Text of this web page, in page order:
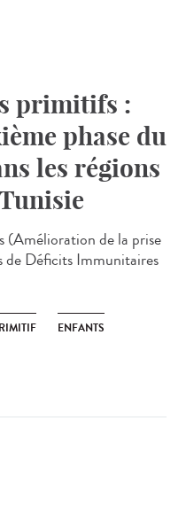
primitifs :
phase du
les régions
(Amélioration de la prise
de Déficits Immunitaires
ENFANTS